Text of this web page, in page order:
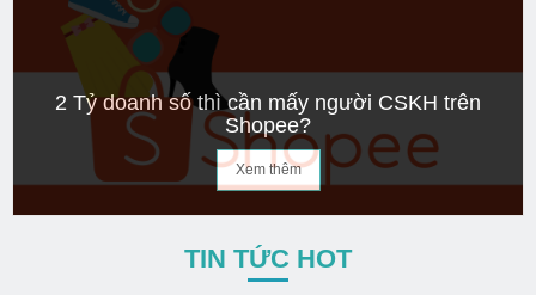
2 Tỷ doanh số thì cần mấy người CSKH trên
Shopee?
Xem thêm
TIN TỨC HOT